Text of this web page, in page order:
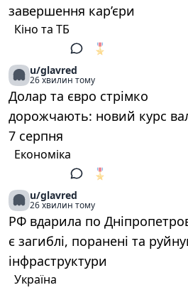
завершення кар’єри
Кіно та ТБ
🎖️
u/glavred
26 хвилин тому
Долар та євро стрімко
дорожчають: новий курс
7 серпня
Економіка
🎖️
u/glavred
26 хвилин тому
РФ вдарила по
є загиблі, поранені та
інфраструктури
Україна